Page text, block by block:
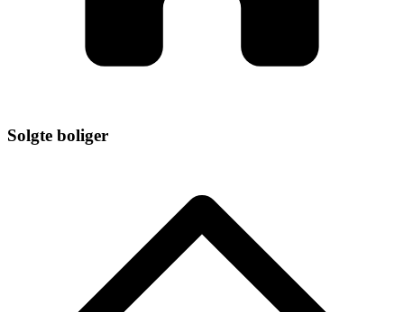
Solgte boliger